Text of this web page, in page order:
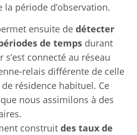
période d’observation.
ensuite de détecter
de temps durant
s’est connecté au réseau
relais différente de celle
résidence habituel. Ce
nous assimilons à des
construit des taux de